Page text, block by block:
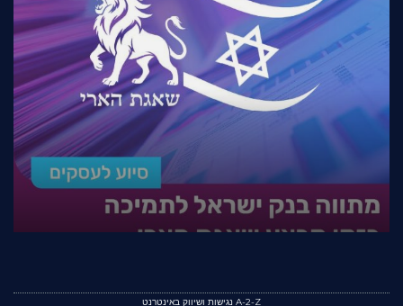
A-2-Z נגישות ושיווק באינטרנט